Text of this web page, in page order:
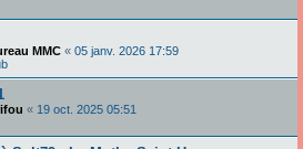
MMC « 05 janv. 2026 17:59
« 19 oct. 2025 05:51